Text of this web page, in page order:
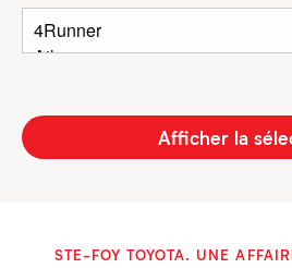
Afficher la
STE-FOY TOYOTA. UNE